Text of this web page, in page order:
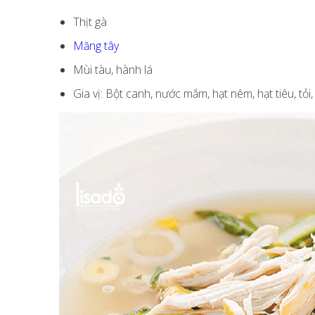
Thịt gà
Măng tây
Mùi tàu, hành lá
Gia vị: Bột canh, nước mắm, hạt nêm, hạt tiêu,